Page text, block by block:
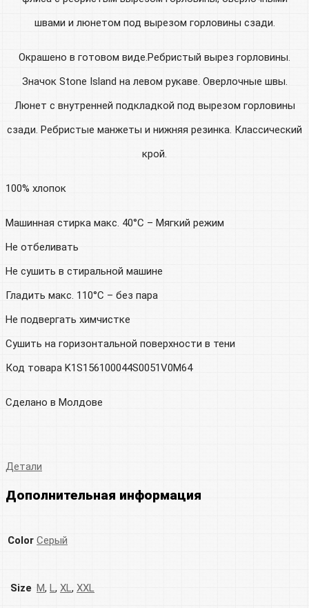
швами и люнетом под вырезом горловины сзади.
Окрашено в готовом виде.Ребристый вырез горловины.
Значок Stone Island на левом рукаве. Оверлочные швы.
Люнет с внутренней подкладкой под вырезом горловины
сзади. Ребристые манжеты и нижняя резинка. Классический
крой.
100% хлопок
Машинная стирка макс. 40°C – Мягкий режим
Не отбеливать
Не сушить в стиральной машине
Гладить макс. 110°C – без пара
Не подвергать химчистке
Сушить на горизонтальной поверхности в тени
Код товара K1S156100044S0051V0M64
Сделано в Молдове
Детали
Дополнительная информация
Color Серый
Size M, L, XL, XXL